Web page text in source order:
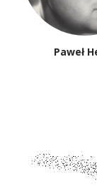
Paweł